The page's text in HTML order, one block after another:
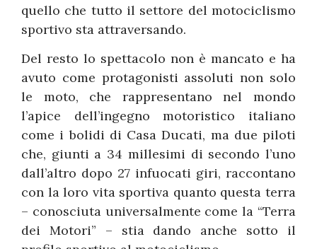
quello che tutto il settore del motociclismo
sportivo sta attraversando.
Del resto lo spettacolo non è mancato e ha
avuto come protagonisti assoluti non solo
le moto, che rappresentano nel mondo
l’apice dell’ingegno motoristico italiano
come i bolidi di Casa Ducati, ma due piloti
che, giunti a 34 millesimi di secondo l’uno
dall’altro dopo 27 infuocati giri, raccontano
con la loro vita sportiva quanto questa terra
– conosciuta universalmente come la “Terra
dei Motori” – stia dando anche sotto il